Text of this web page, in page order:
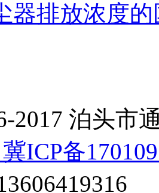
器排放浓度
2017 泊头市
冀ICP备